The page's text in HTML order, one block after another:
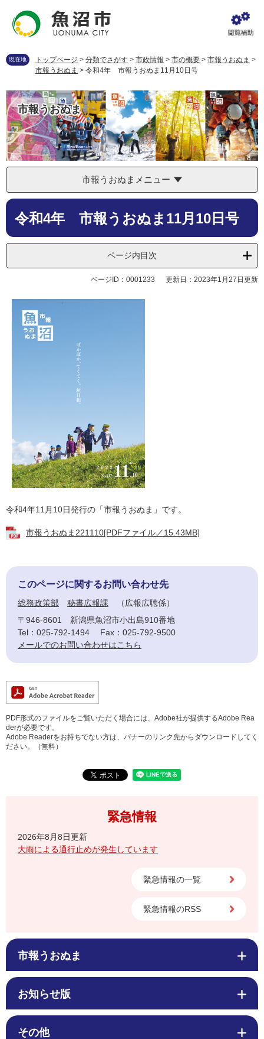
先
す
。
を
し
て
本
文
へ
現在地 トップページ > 分類でさがす > 市政情報 > 市の概要 > 市報うおぬま >
市報うおぬま > 令和4年 市報うおぬま11月10日号
市報うおぬま
市報うおぬまメニュー
本
令和4年 市報うおぬま11月10日号
ページ内目次
ページID：0001233 更新日：2023年1月27日更新
令和4年11月10日発行の「市報うおぬま」です。
市報うおぬま221110[PDFファイル／15.43MB]
このページに関するお問い合わせ先
総務政策部 秘書広報課
広報広聴係
〒946-8601
新潟県魚沼市小出島910番地
Tel：025-792-1494
Fax：025-792-9500
メールでのお問い合わせはこちら
PDF形式のファイルをご覧いただく場合には、Adobe社が提供するAdobe Rea
derが必要です。
Adobe Readerをお持ちでない方は、バナーのリンク先からダウンロードしてく
ださい。（無料）
緊急情報
2026年8月8日更新
大雨による通行止めが発生しています
緊急情報の一覧
緊急情報のRSS
市報うおぬま
お知らせ版
その他